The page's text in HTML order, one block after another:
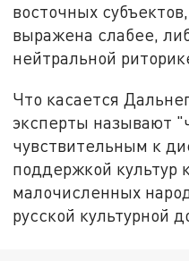
восточных
выражена слабее,
нейтральной
Что касается
эксперты называют
чувствительным к
поддержкой культур
малочисленных
русской культурной